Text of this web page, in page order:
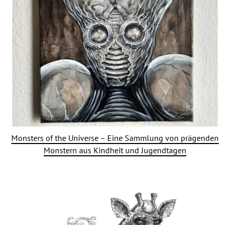
Monsters of the Universe – Eine Sammlung von prägenden
Monstern aus Kindheit und Jugendtagen